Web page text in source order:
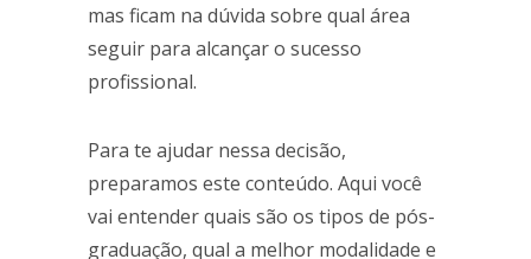
mas ficam na dúvida sobre qual área
seguir para alcançar o sucesso
profissional.
Para te ajudar nessa decisão,
preparamos este conteúdo. Aqui você
vai entender quais são os tipos de pós-
graduação, qual a melhor modalidade e